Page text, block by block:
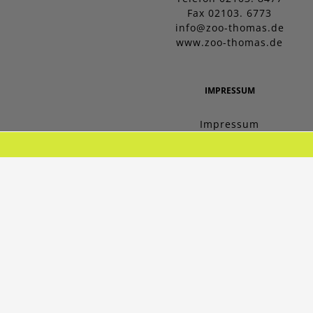
Fax 02103. 6773
info@zoo-thomas.de
www.zoo-thomas.de
IMPRESSUM
Impressum